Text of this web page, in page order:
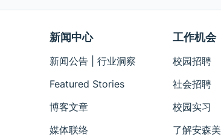
新闻中心
新闻公告 | 行业洞察
Featured Stories
博客文章
媒体联络
工作机会
校园招聘
社会招聘
校园实习
了解安森美